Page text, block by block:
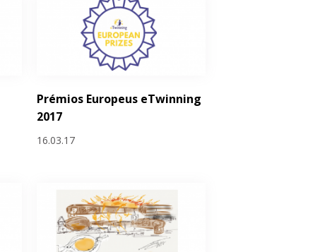
Prémios Europeus eTwinning
2017
16.03.17